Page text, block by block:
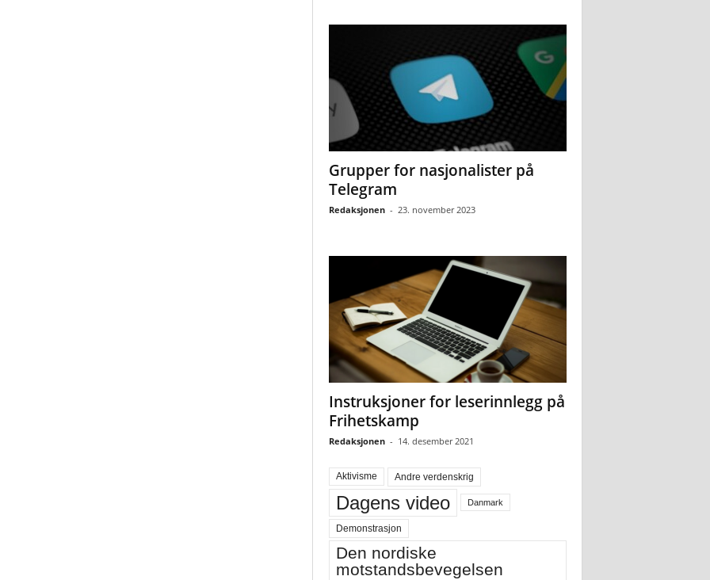
Grupper for nasjonalister på
Telegram
Redaksjonen - 23. november 2023
Instruksjoner for leserinnlegg på
Frihetskamp
Redaksjonen - 14. desember 2021
Aktivisme Andre verdenskrig
Dagens video Danmark
Demonstrasjon
Den nordiske
motstandsbevegelsen